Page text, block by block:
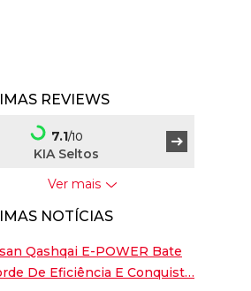
REVIEWS
7.1/10
KIA Seltos
BYD Dolphin G
9/10
Porsche Cayenne
Ver mais
NOTÍCIAS
Qashqai E-POWER Bate
De Eficiência E Conquist…